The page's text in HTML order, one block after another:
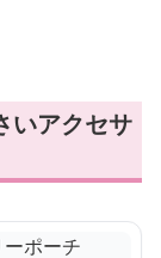
いアクセサ